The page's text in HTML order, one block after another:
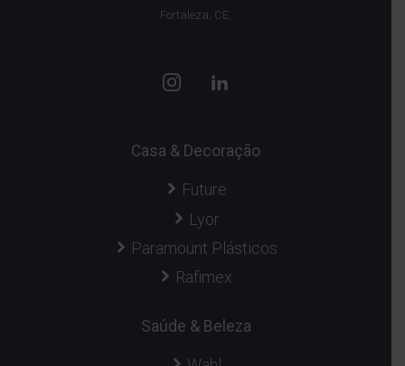
Fortaleza, CE,
Casa & Decoração
Future
Lyor
Paramount Plásticos
Rafimex
Saúde & Beleza